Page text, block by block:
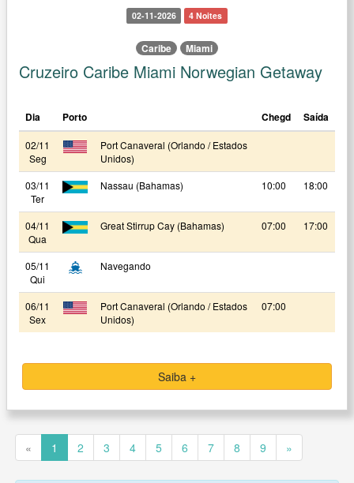
02-11-2026 4 Noites
Caribe Miami
Cruzeiro Caribe Miami Norwegian Getaway
Dia Porto Chegd Saída
02/11
Seg
Port Canaveral (Orlando / Estados
Unidos)
03/11
Ter
Nassau (Bahamas) 10:00 18:00
04/11
Qua
Great Stirrup Cay (Bahamas) 07:00 17:00
05/11
Qui
Navegando
06/11
Sex
Port Canaveral (Orlando / Estados
Unidos)
07:00
Saiba +
« 1 2 3 4 5 6 7 8 9 »